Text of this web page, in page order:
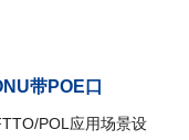
带POE口
POL应用场景设